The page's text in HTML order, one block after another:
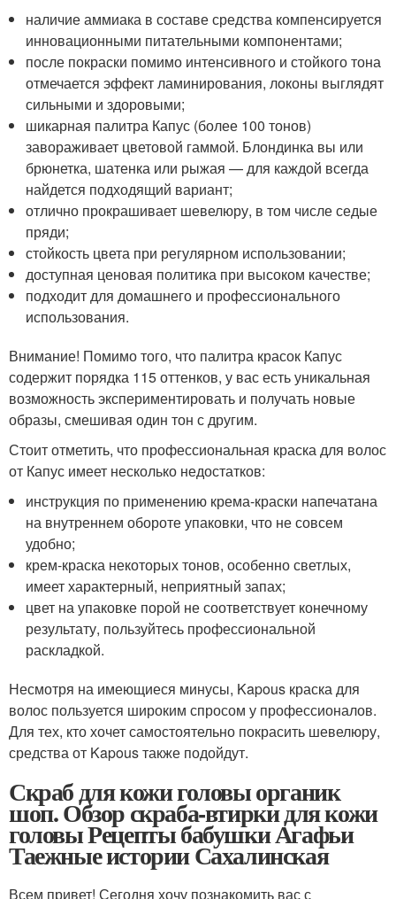
наличие аммиака в составе средства компенсируется
инновационными питательными компонентами;
после покраски помимо интенсивного и стойкого тона
отмечается эффект ламинирования, локоны выглядят
сильными и здоровыми;
шикарная палитра Капус (более 100 тонов)
завораживает цветовой гаммой. Блондинка вы или
брюнетка, шатенка или рыжая — для каждой всегда
найдется подходящий вариант;
отлично прокрашивает шевелюру, в том числе седые
пряди;
стойкость цвета при регулярном использовании;
доступная ценовая политика при высоком качестве;
подходит для домашнего и профессионального
использования.
Внимание! Помимо того, что палитра красок Капус
содержит порядка 115 оттенков, у вас есть уникальная
возможность экспериментировать и получать новые
образы, смешивая один тон с другим.
Стоит отметить, что профессиональная краска для волос
от Капус имеет несколько недостатков:
инструкция по применению крема-краски напечатана
на внутреннем обороте упаковки, что не совсем
удобно;
крем-краска некоторых тонов, особенно светлых,
имеет характерный, неприятный запах;
цвет на упаковке порой не соответствует конечному
результату, пользуйтесь профессиональной
раскладкой.
Несмотря на имеющиеся минусы, Kapous краска для
волос пользуется широким спросом у профессионалов.
Для тех, кто хочет самостоятельно покрасить шевелюру,
средства от Kapous также подойдут.
Скраб для кожи головы органик
шоп. Обзор скраба-втирки для кожи
головы Рецепты бабушки Агафьи
Таежные истории Сахалинская
Всем привет! Сегодня хочу познакомить вас с